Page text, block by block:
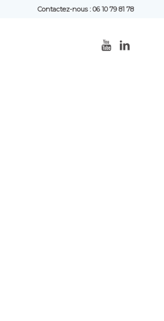
Contactez-nous : 06 10 79 81 78